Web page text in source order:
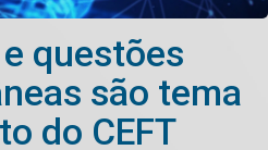
questões
são tema
do CEFT